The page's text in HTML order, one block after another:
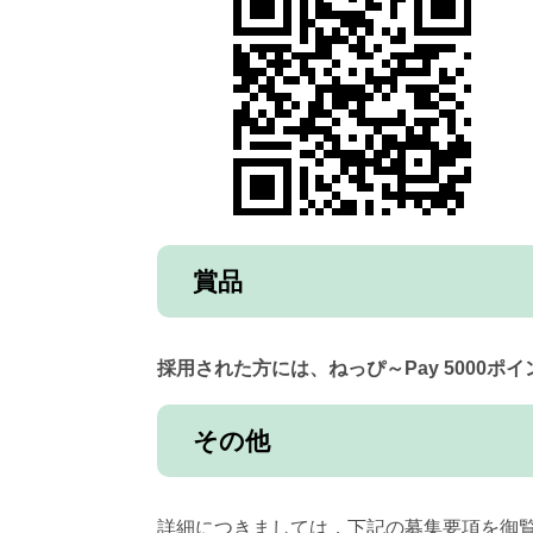
賞品
採用された方には、ねっぴ～Pay 5000ポイ
その他
詳細につきましては，下記の募集要項を御